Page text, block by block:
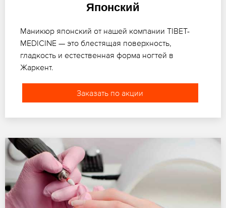
Японский
Маникюр японский от нашей компании TIBET-
MEDICINE — это блестящая поверхность,
гладкость и естественная форма ногтей в
Жаркент.
Заказать по акции